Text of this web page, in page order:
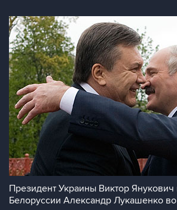
Президент Украины Виктор Янукович
Белоруссии Александр Лукашенко